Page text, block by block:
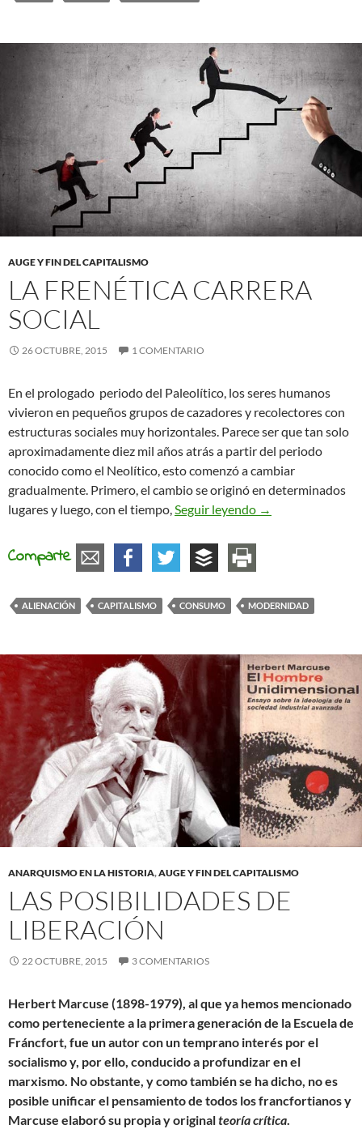
AUGE Y FIN DEL CAPITALISMO
LA FRENÉTICA CARRERA
SOCIAL
26 OCTUBRE, 2015 1 COMENTARIO
En el prologado periodo del Paleolítico, los seres humanos
vivieron en pequeños grupos de cazadores y recolectores con
estructuras sociales muy horizontales. Parece ser que tan solo
aproximadamente diez mil años atrás a partir del periodo
conocido como el Neolítico, esto comenzó a cambiar
gradualmente. Primero, el cambio se originó en determinados
lugares y luego, con el tiempo, Seguir leyendo La frenética
→
Comparte
ALIENACIÓN CAPITALISMO CONSUMO MODERNIDAD
ANARQUISMO EN LA HISTORIA,AUGE Y FIN DEL CAPITALISMO
LAS POSIBILIDADES DE
LIBERACIÓN
22 OCTUBRE, 2015 3 COMENTARIOS
Herbert Marcuse (1898-1979), al que ya hemos mencionado
como perteneciente a la primera generación de la Escuela de
Fráncfort, fue un autor con un temprano interés por el
socialismo y, por ello, conducido a profundizar en el
marxismo. No obstante, y como también se ha dicho, no es
posible unificar el pensamiento de todos los francfortianos y
Marcuse elaboró su propia y originalteoría crítica.